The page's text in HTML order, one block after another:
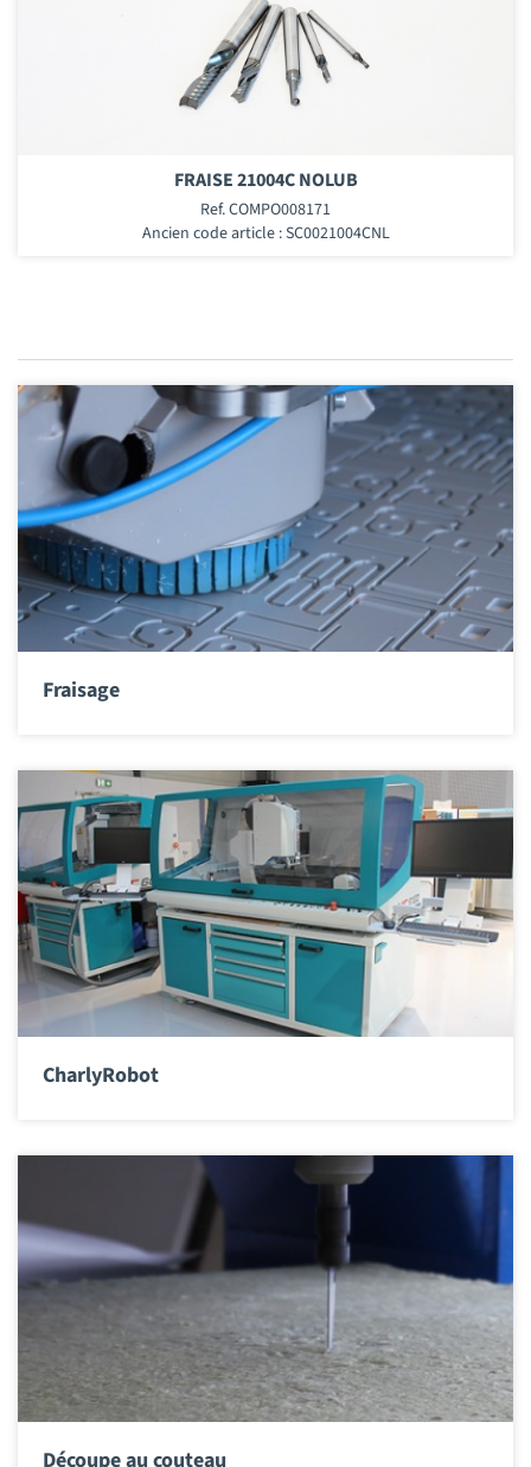
FRAISE 21004C NOLUB
Ref. COMPO008171
Ancien code article : SC0021004CNL
Fraisage
CharlyRobot
Découpe au couteau